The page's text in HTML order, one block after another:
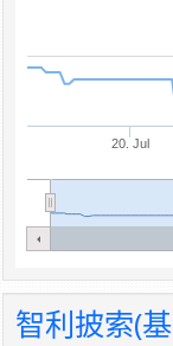
20. Jul
智利披索(